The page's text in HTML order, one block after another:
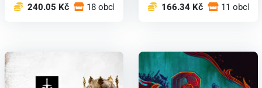
240.05 Kč 18 obchodech 166.34 Kč 11